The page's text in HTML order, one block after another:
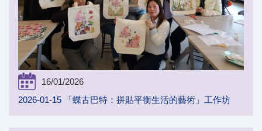
16/01/2026
2026-01-15 「蝶古巴特：拼貼平衡生活的藝術」工作坊